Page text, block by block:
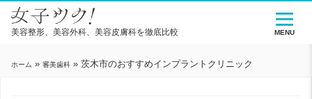
美容整形、美容外科、美容皮膚科を徹底比較
ホーム » 審美歯科 » 茨木市のおすすめインプラントクリニック
MENU